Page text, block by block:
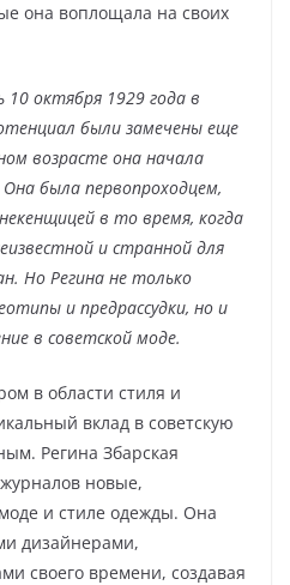
она воплощала на своих
10 октября 1929 года в
были замечены еще
возрасте она начала
была первопроходцем,
в то время, когда
и странной для
Но Регина не только
и предрассудки, но и
в советской моде.
в области стиля и
вклад в советскую
Регина Збарская
новые,
и стиле одежды. Она
дизайнерами,
своего времени, создавая